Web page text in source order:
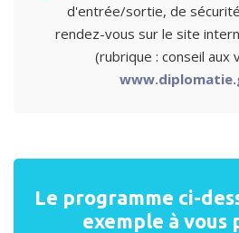
d'entrée/sortie, de
rendez-vous sur le site
(rubrique : conseil aux
Le programme ci-
exemple à vous